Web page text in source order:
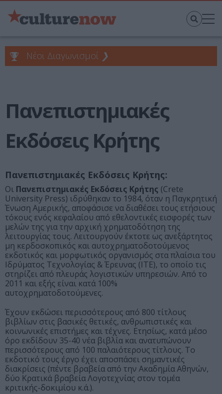
Νέοι Διαγωνισμοί ❯
Πανεπιστημιακές
Εκδόσεις Κρήτης
Πανεπιστημιακές Εκδόσεις Κρήτης:
Οι Πανεπιστημιακές Εκδόσεις Κρήτης (Crete
University Press) ιδρύθηκαν το 1984, όταν η Παγκρητική
Ένωση Αμερικής, αποφάσισε να διαθέσει τους ετήσιους
τόκους ενός κεφαλαίου από εθελοντικές εισφορές των
μελών της για την αρχική χρηματοδότηση της
λειτουργίας τους. Λειτουργούν έκτοτε ως ανεξάρτητος
μη κερδοσκοπικός και αυτοχρηματοδοτούμενος
εκδοτικός και μορφωτικός οργανισμός στα πλαίσια του
Iδρύματος Τεχνολογίας & Έρευνας (ΙΤΕ), το οποίο τις
στηρίζει από πλευράς λογιστικών υπηρεσιών. Από το
2011 και εξής είναι κατά 100%
αυτοχρηματοδοτούμενες.
Έχουν εκδώσει περισσότερους από 800 τίτλους
βιβλίων στις βασικές θετικές, ανθρωπιστικές και
κοινωνικές επιστήμες και τέχνες. Ετησίως, κατά μέσο
όρο εκδίδουν 35-40 νέα βιβλία και ανατυπώνουν
περισσότερους από 100 παλαιότερους τίτλους. Το
εκδοτικό τους έργο έχει αποσπάσει σημαντικές
διακρίσεις (πέντε βραβεία από την Ακαδημία Αθηνών,
δύο Κρατικά βραβεία Λογοτεχνίας στον τομέα
κριτικής-δοκιμίου κ.ά.).